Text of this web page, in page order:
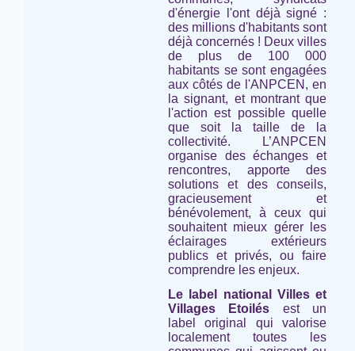
d'énergie l'ont déjà signé :
des millions d'habitants sont
déjà concernés ! Deux villes
de plus de 100 000
habitants se sont engagées
aux côtés de l'ANPCEN, en
la signant, et montrant que
l'action est possible quelle
que soit la taille de la
collectivité. L’ANPCEN
organise des échanges et
rencontres, apporte des
solutions et des conseils,
gracieusement et
bénévolement, à ceux qui
souhaitent mieux gérer les
éclairages extérieurs
publics et privés, ou faire
comprendre les enjeux.
Le label national Villes et
Villages Etoilés est un
label original qui valorise
localement toutes les